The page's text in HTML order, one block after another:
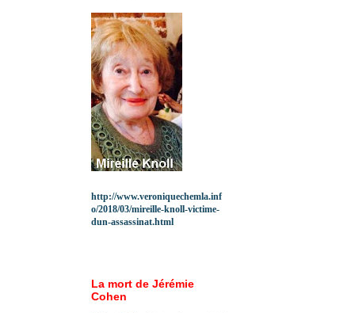
http://www.veroniquechemla.inf
o/2018/03/mireille-knoll-victime-
dun-assassinat.html
La mort de Jérémie
Cohen